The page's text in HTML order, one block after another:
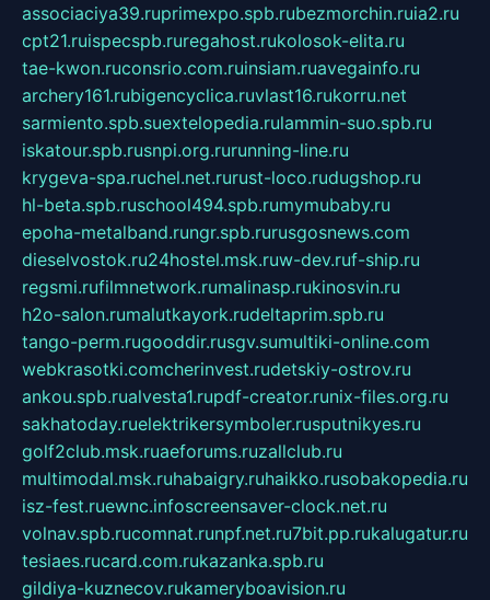
associaciya39.ruprimexpo.spb.rubezmorchin.ruia2.ru
cpt21.ruispecspb.ruregahost.rukolosok-elita.ru
tae-kwon.ruconsrio.com.ruinsiam.ruavegainfo.ru
archery161.rubigencyclica.ruvlast16.rukorru.net
sarmiento.spb.suextelopedia.rulammin-suo.spb.ru
iskatour.spb.rusnpi.org.rurunning-line.ru
krygeva-spa.ruchel.net.rurust-loco.rudugshop.ru
hl-beta.spb.ruschool494.spb.rumymubaby.ru
epoha-metalband.rungr.spb.rurusgosnews.com
dieselvostok.ru24hostel.msk.ruw-dev.ruf-ship.ru
regsmi.rufilmnetwork.rumalinasp.rukinosvin.ru
h2o-salon.rumalutkayork.rudeltaprim.spb.ru
tango-perm.rugooddir.rusgv.sumultiki-online.com
webkrasotki.comcherinvest.rudetskiy-ostrov.ru
ankou.spb.rualvesta1.rupdf-creator.runix-files.org.ru
sakhatoday.ruelektrikersymboler.rusputnikyes.ru
golf2club.msk.ruaeforums.ruzallclub.ru
multimodal.msk.ruhabaigry.ruhaikko.rusobakopedia.ru
isz-fest.ruewnc.infoscreensaver-clock.net.ru
volnav.spb.rucomnat.runpf.net.ru7bit.pp.rukalugatur.ru
tesiaes.rucard.com.rukazanka.spb.ru
gildiya-kuznecov.rukameryboavision.ru